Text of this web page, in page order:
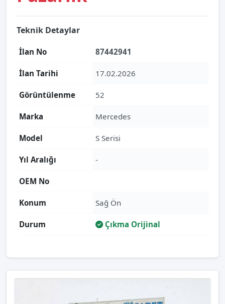
Teknik Detaylar
İlan No 87442941
İlan Tarihi 17.02.2026
Görüntülenme 52
Marka Mercedes
Model S Serisi
Yıl Aralığı -
OEM No
Konum Sağ Ön
Durum Çıkma Orijinal